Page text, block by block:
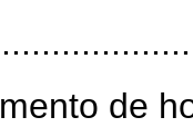
de